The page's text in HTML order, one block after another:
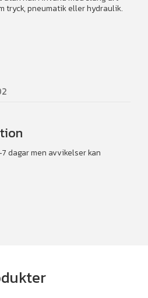
tryck, pneumatik eller hydraulik.
dagar men avvikelser kan